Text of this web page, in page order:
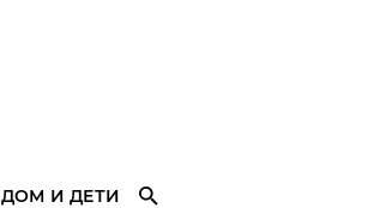
ДОМ И ДЕТИ